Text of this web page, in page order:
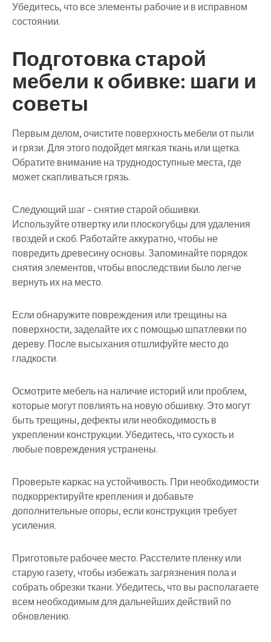
Убедитесь, что все элементы рабочие и в исправном
состоянии.
Подготовка старой
мебели к обивке: шаги и
советы
Первым делом, очистите поверхность мебели от пыли
и грязи. Для этого подойдет мягкая ткань или щетка.
Обратите внимание на труднодоступные места, где
может скапливаться грязь.
Следующий шаг – снятие старой обшивки.
Используйте отвертку или плоскогубцы для удаления
гвоздей и скоб. Работайте аккуратно, чтобы не
повредить древесину основы. Запоминайте порядок
снятия элементов, чтобы впоследствии было легче
вернуть их на место.
Если обнаружите повреждения или трещины на
поверхности, заделайте их с помощью шпатлевки по
дереву. После высыхания отшлифуйте место до
гладкости.
Осмотрите мебель на наличие историй или проблем,
которые могут повлиять на новую обшивку. Это могут
быть трещины, дефекты или необходимость в
укреплении конструкции. Убедитесь, что сухость и
любые повреждения устранены.
Проверьте каркас на устойчивость. При необходимости
подкорректируйте крепления и добавьте
дополнительные опоры, если конструкция требует
усиления.
Приготовьте рабочее место. Расстелите пленку или
старую газету, чтобы избежать загрязнения пола и
собрать обрезки ткани. Убедитесь, что вы располагаете
всем необходимым для дальнейших действий по
обновлению.